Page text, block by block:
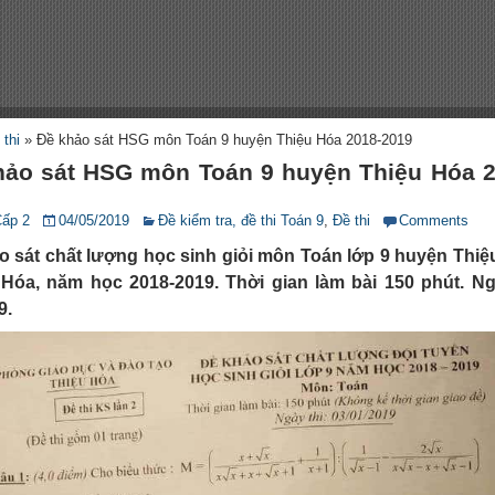
thi »Đề khảo sát HSG môn Toán 9 huyện Thiệu Hóa 2018-2019
sát HSG môn Toán 9 huyện Thiệu Hóa
2 04/05/2019 Đề kiểm tra, đề thi Toán 9,Đề thi Comments
sát chất lượng học sinh giỏi môn Toán lớp 9 huyện
năm học 2018-2019. Thời gian làm bài 150 phút.